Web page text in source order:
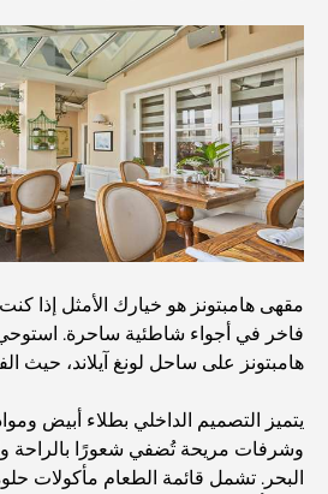
Green Living, Scenic Routes
a Smarter Metro Network
أفضل المقاهي في دبي بإطلالة
الرائع والمناظر الطبيعية الساحرة
دليل شامل لأندية شاطئ نخلة جميرا
المطاعم الإيطالية في وسط مدينة
المدينة
مقهى هامبتونز هو خيارك الأمثل إذا
فاخر في أجواء شاطئية ساحرة.
هامبتونز على ساحل لونغ آيلاند، حيث
يتميز التصميم الداخلي بطلاء أبيض
وشرفات مريحة تُضفي شعورًا بالراحة
البحر. تشمل قائمة الطعام مأكولات